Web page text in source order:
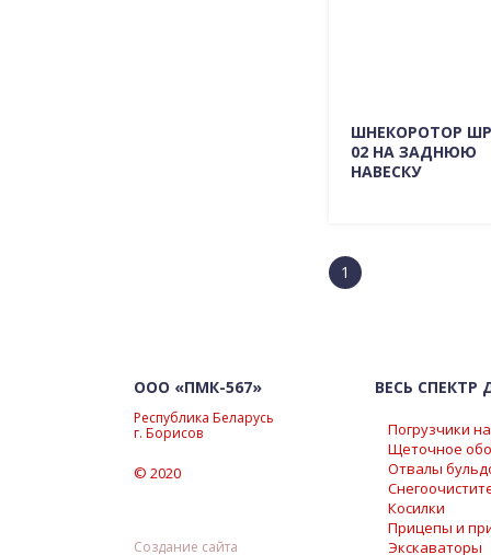
ШНЕКОРОТОР
02 НА ЗАДНЮЮ
НАВЕСКУ
1
ООО «ПМК-567»
Республика Беларусь
г. Борисов
© 2020
Создание сайта
ВЕСЬ
Погрузчики
Щеточное
Отвалы
Косилки
Прицепы и
Экскаваторы